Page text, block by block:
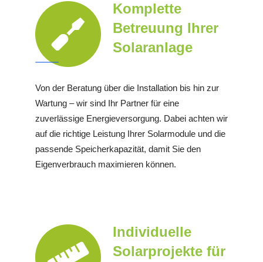
Komplette
Betreuung Ihrer
Solaranlage
Von der Beratung über die Installation bis hin zur
Wartung – wir sind Ihr Partner für eine
zuverlässige Energieversorgung. Dabei achten wir
auf die richtige Leistung Ihrer Solarmodule und die
passende Speicherkapazität, damit Sie den
Eigenverbrauch maximieren können.
Individuelle
Solarprojekte für